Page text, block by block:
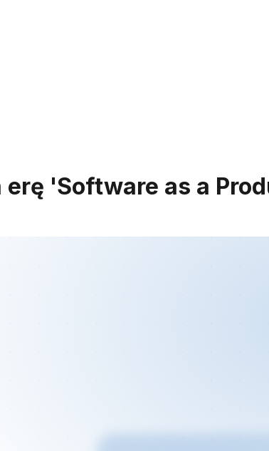
'Software as a